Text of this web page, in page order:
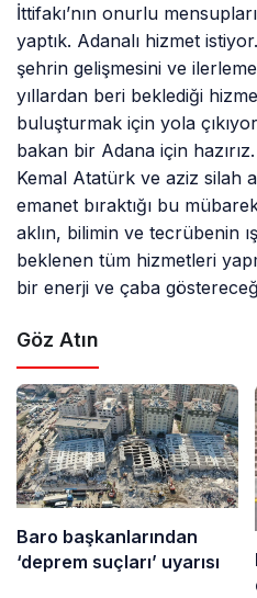
İttifakı’nın onurlu
yaptık. Adanalı hizmet
şehrin gelişmesini ve
yıllardan beri beklediği
buluşturmak için yola
bakan bir Adana için
Kemal Atatürk ve aziz silah
emanet bıraktığı bu
aklın, bilimin ve tecrübenin
beklenen tüm hizmetleri
bir enerji ve çaba
Göz Atın
Baro başkanlarından
‘deprem suçları’ uyarısı